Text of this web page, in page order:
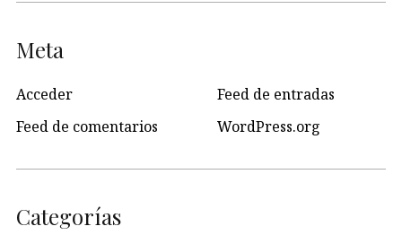
Meta
Acceder
Feed de entradas
Feed de comentarios
WordPress.org
Categorías